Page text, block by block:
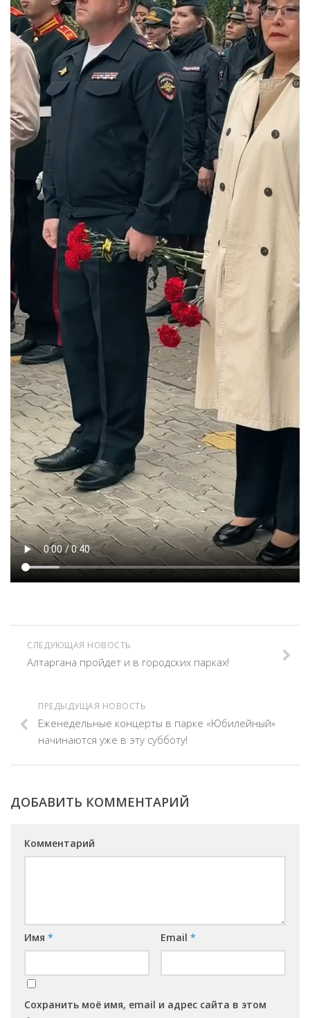
СЛЕДУЮЩАЯ НОВОСТЬ
Алтаргана пройдет и в городских парках!
ПРЕДЫДУЩАЯ НОВОСТЬ
Еженедельные концерты в парке «Юбилейный»
начинаются уже в эту субботу!
ДОБАВИТЬ КОММЕНТАРИЙ
Комментарий
Имя * Email *
Сохранить моё имя, email и адрес сайта в этом